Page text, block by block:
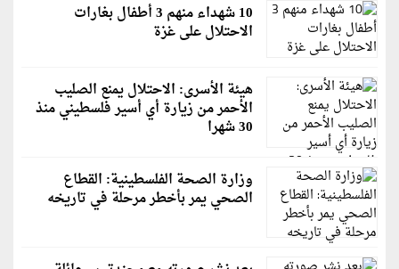
10 شهداء منهم 3 أطفال بغارات
الاحتلال على غزة
هيئة الأسرى: الاحتلال يمنع الصليب
الأحمر من زيارة أي أسير فلسطيني منذ
30 شهرا
وزارة الصحة الفلسطينية: القطاع
الصحي يمر بأخطر مرحلة في تاريخه